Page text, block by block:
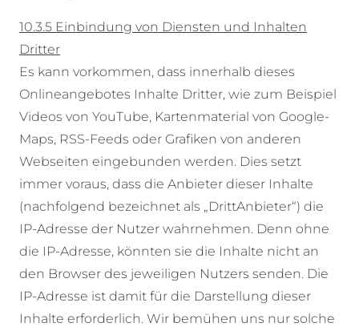
10.3.5 Einbindung von Diensten und Inhalten
Dritter
Es kann vorkommen, dass innerhalb dieses
Onlineangebotes Inhalte Dritter, wie zum Beispiel
Videos von YouTube, Kartenmaterial von Google-
Maps, RSS-Feeds oder Grafiken von anderen
Webseiten eingebunden werden. Dies setzt
immer voraus, dass die Anbieter dieser Inhalte
(nachfolgend bezeichnet als „DrittAnbieter“) die
IP-Adresse der Nutzer wahrnehmen. Denn ohne
die IP-Adresse, könnten sie die Inhalte nicht an
den Browser des jeweiligen Nutzers senden. Die
IP-Adresse ist damit für die Darstellung dieser
Inhalte erforderlich. Wir bemühen uns nur solche